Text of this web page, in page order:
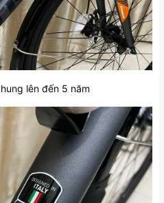
lên đến 5 năm